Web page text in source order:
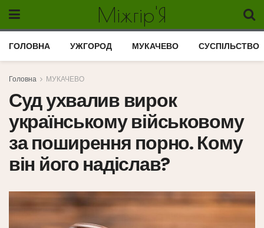
Міжгір'Я
ГОЛОВНА УЖГОРОД МУКАЧЕВО СУСПІЛЬСТВО
Головна МУКАЧЕВО
Суд ухвалив вирок
українському військовому
за поширення порно. Кому
він його надіслав?